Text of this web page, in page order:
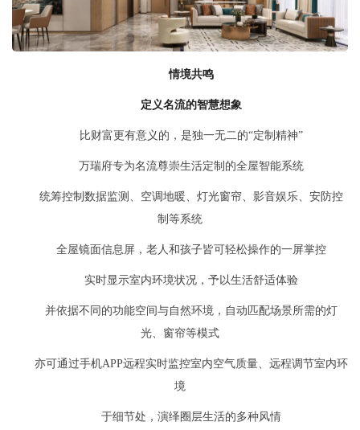
情境共鸣
定义名流的智慧想象
比财富更有意义的，是独一无二的“定制精神”
万瑞府专为名流尊崇生活定制的全屋智能系统
统筹控制数据监测、空调地暖、灯光窗帘、影音娱乐、安防控
制等系统
全屋镜面信息屏，老人和孩子皆可轻松操作的一屏掌控
实时显示室内环境状况，予以生活舒适体验
并依据不同的功能空间与自然环境，自动匹配场景所需的灯
光、窗帘等模式
亦可通过手机APP远程实时监控室内空气质量、远程调节室内环
境
于细节处，演绎圈层生活的多种风情